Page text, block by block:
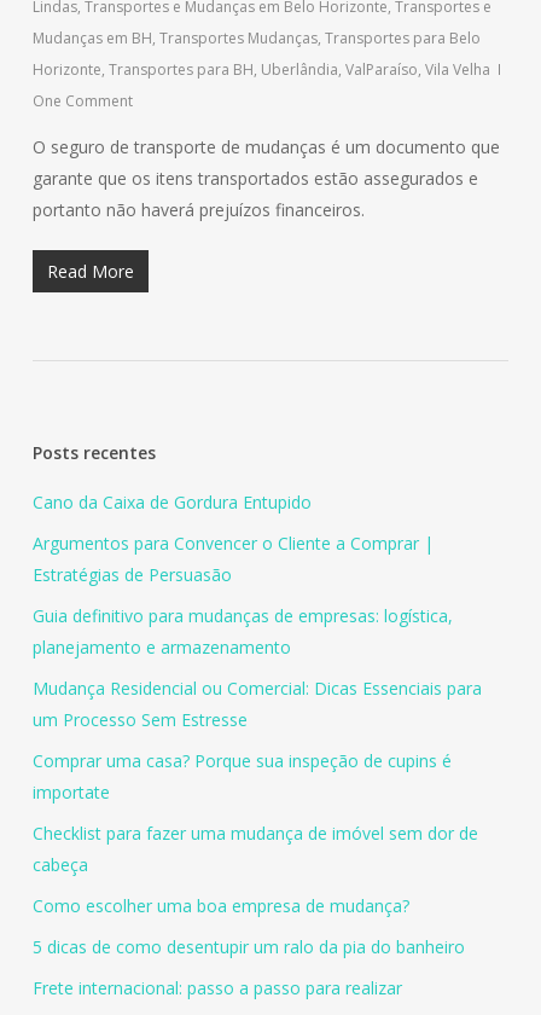
Lindas, Transportes e Mudanças em Belo Horizonte, Transportes e
Mudanças em BH, Transportes Mudanças, Transportes para Belo
Horizonte, Transportes para BH, Uberlândia, ValParaíso, Vila Velha
One Comment
O seguro de transporte de mudanças é um documento que
garante que os itens transportados estão assegurados e
portanto não haverá prejuízos financeiros.
Read More
Posts recentes
Cano da Caixa de Gordura Entupido
Argumentos para Convencer o Cliente a Comprar |
Estratégias de Persuasão
Guia definitivo para mudanças de empresas: logística,
planejamento e armazenamento
Mudança Residencial ou Comercial: Dicas Essenciais para
um Processo Sem Estresse
Comprar uma casa? Porque sua inspeção de cupins é
importate
Checklist para fazer uma mudança de imóvel sem dor de
cabeça
Como escolher uma boa empresa de mudança?
5 dicas de como desentupir um ralo da pia do banheiro
Frete internacional: passo a passo para realizar